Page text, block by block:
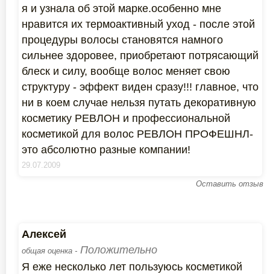
я и узнала об этой марке.особенно мне
нравится их термоактивный уход - после этой
процедуры волосы становятся намного
сильнее здоровее, приобретают потрясающий
блеск и силу, вообще волос меняет свою
структуру - эффект виден сразу!!! главное, что
ни в коем случае нельзя путать декоративную
косметику РЕВЛОН и профессиональной
косметикой для волос РЕВЛОН ПРОФЕШНЛ-
это абсолютно разные компании!
29.07.2009
Оставить отзыв
Алексей
общая оценка - Положительно
Я еже несколько лет пользуюсь косметикой